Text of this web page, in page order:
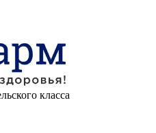
класса